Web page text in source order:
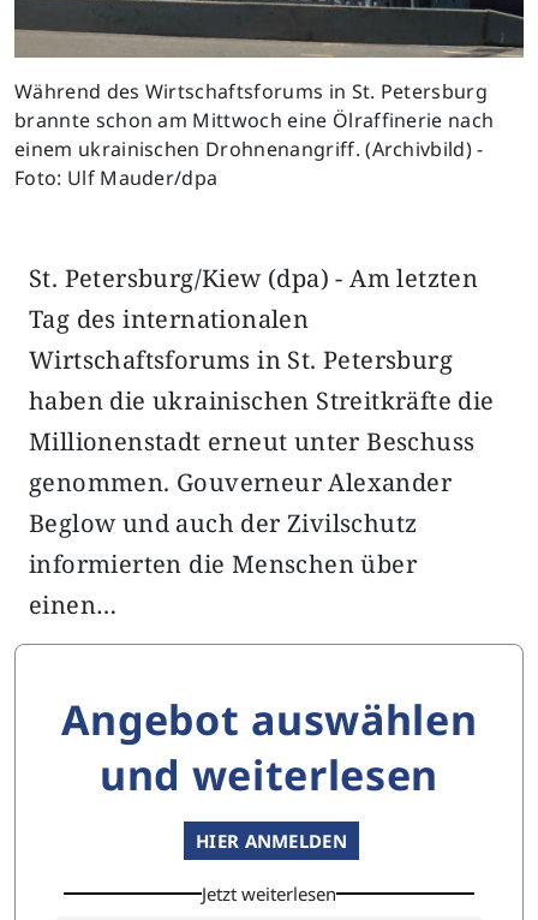
Während des Wirtschaftsforums in St. Petersburg
brannte schon am Mittwoch eine Ölraffinerie nach
einem ukrainischen Drohnenangriff. (Archivbild) -
Foto: Ulf Mauder/dpa
St. Petersburg/Kiew (dpa) - Am letzten
Tag des internationalen
Wirtschaftsforums in St. Petersburg
haben die ukrainischen Streitkräfte die
Millionenstadt erneut unter Beschuss
genommen. Gouverneur Alexander
Beglow und auch der Zivilschutz
informierten die Menschen über
einen…
Angebot auswählen
und weiterlesen
HIER ANMELDEN
Jetzt weiterlesen